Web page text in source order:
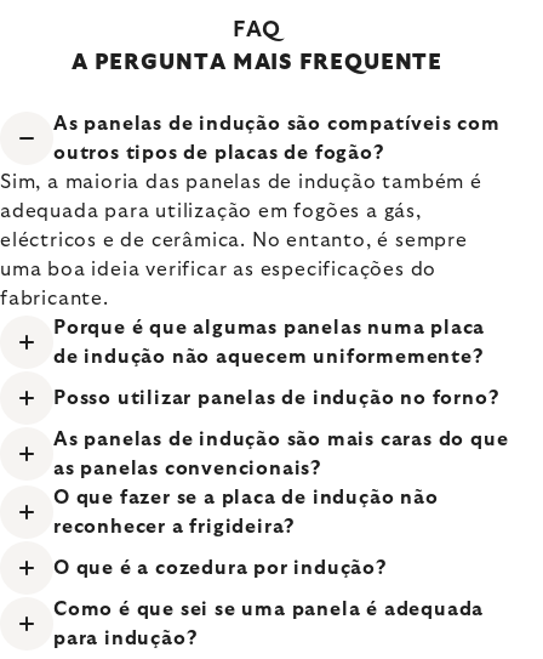
FAQ
A PERGUNTA MAIS FREQUENTE
As panelas de indução são compatíveis com
outros tipos de placas de fogão?
Sim, a maioria das panelas de indução também é
adequada para utilização em fogões a gás,
eléctricos e de cerâmica. No entanto, é sempre
uma boa ideia verificar as especificações do
fabricante.
Porque é que algumas panelas numa placa
de indução não aquecem uniformemente?
Posso utilizar panelas de indução no forno?
As panelas de indução são mais caras do que
as panelas convencionais?
O que fazer se a placa de indução não
reconhecer a frigideira?
O que é a cozedura por indução?
Como é que sei se uma panela é adequada
para indução?